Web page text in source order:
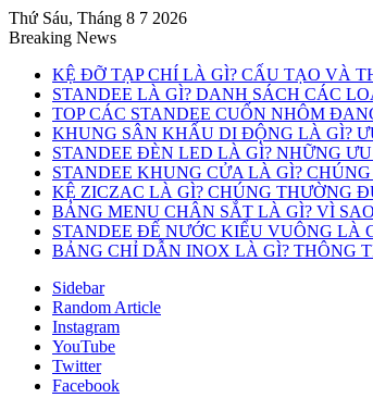
Thứ Sáu, Tháng 8 7 2026
Breaking News
KỆ ĐỠ TẠP CHÍ LÀ GÌ? CẤU TẠO VÀ
STANDEE LÀ GÌ? DANH SÁCH CÁC
TOP CÁC STANDEE CUỐN NHÔM
KHUNG SÂN KHẤU DI ĐỘNG LÀ GÌ?
STANDEE ĐÈN LED LÀ GÌ? NHỮNG
STANDEE KHUNG CỬA LÀ GÌ?
KỆ ZICZAC LÀ GÌ? CHÚNG THƯỜNG
BẢNG MENU CHÂN SẮT LÀ GÌ? VÌ
STANDEE ĐẾ NƯỚC KIỂU VUÔNG LÀ
BẢNG CHỈ DẪN INOX LÀ GÌ? THÔNG
Sidebar
Random Article
Instagram
YouTube
Twitter
Facebook